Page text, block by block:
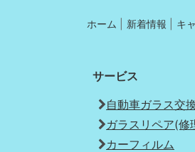
ホーム 新着情報 キ
サービス
自動車ガラス交
ガラスリペア(修
カーフィルム